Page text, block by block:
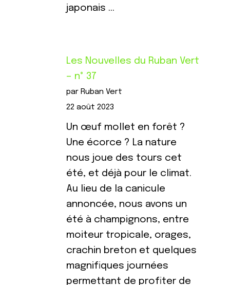
japonais …
Les Nouvelles du Ruban Vert
– n° 37
par Ruban Vert
22 août 2023
Un œuf mollet en forêt ?
Une écorce ? La nature
nous joue des tours cet
été, et déjà pour le climat.
Au lieu de la canicule
annoncée, nous avons un
été à champignons, entre
moiteur tropicale, orages,
crachin breton et quelques
magnifiques journées
permettant de profiter de